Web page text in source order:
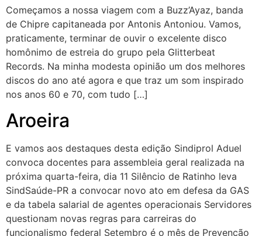
Começamos a nossa viagem com a Buzz’Ayaz, banda
de Chipre capitaneada por Antonis Antoniou. Vamos,
praticamente, terminar de ouvir o excelente disco
homônimo de estreia do grupo pela Glitterbeat
Records. Na minha modesta opinião um dos melhores
discos do ano até agora e que traz um som inspirado
nos anos 60 e 70, com tudo […]
Aroeira
E vamos aos destaques desta edição Sindiprol Aduel
convoca docentes para assembleia geral realizada na
próxima quarta-feira, dia 11 Silêncio de Ratinho leva
SindSaúde-PR a convocar novo ato em defesa da GAS
e da tabela salarial de agentes operacionais Servidores
questionam novas regras para carreiras do
funcionalismo federal Setembro é o mês de Prevenção